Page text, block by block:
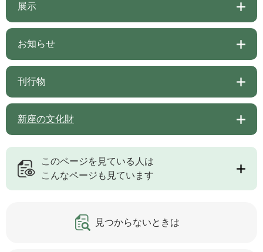
展示
お知らせ
刊行物
新座の文化財
このページを見ている人は
こんなページも見ています
見つからないときは